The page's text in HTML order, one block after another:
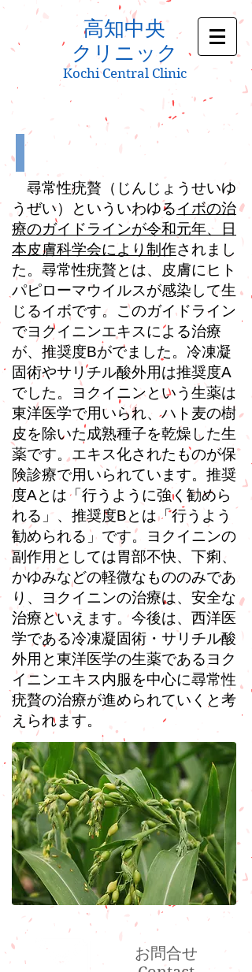
高知中央
クリニック
Kochi Central Clinic
尋常性疣贅（じんじょうせいゆ
うぜい）といういわゆるイボの治
療のガイドラインが令和元年、日
本皮膚科学会により制作されまし
た。尋常性疣贅とは、皮膚にヒト
パピローマウイルスが感染して生
じるイボです。このガイドライン
でヨクイニンエキスによる治療
が、推奨度Bがでました。冷凍凝
固術やサリチル酸外用は推奨度A
でした。ヨクイニンという生薬は
東洋医学で用いられ、ハト麦の樹
皮を除いた成熟種子を乾燥した生
薬です。エキス化されたものが保
険診療で用いられています。推奨
度Aとは「行うように強く勧めら
れる」、推奨度Bとは「行うよう
勧められる」です。ヨクイニンの
副作用としては胃部不快、下痢、
かゆみなどの軽微なもののみであ
り、ヨクイニンの治療は、安全な
治療といえます。今後は、西洋医
学である冷凍凝固術・サリチル酸
外用と東洋医学の生薬であるヨク
イニンエキス内服を中心に尋常性
疣贅の治療が進められていくと考
えられます。
お問合せ